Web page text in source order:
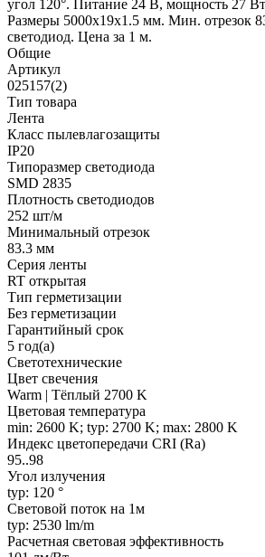
угол 120°. Питание 24 В, мощность 27
Размеры 5000х19х1.5 мм. Мин. отрезок
светодиод. Цена за 1 м.
Общие
Артикул
025157(2)
Тип товара
Лента
Класс пылевлагозащиты
IP20
Типоразмер светодиода
SMD 2835
Плотность светодиодов
252 шт/м
Минимальный отрезок
83.3 мм
Серия ленты
RT открытая
Тип герметизации
Без герметизации
Гарантийный срок
5 год(а)
Светотехнические
Цвет свечения
Warm | Тёплый 2700 K
Цветовая температура
min: 2600 K; typ: 2700 K; max: 2800 K
Индекс цветопередачи CRI (Ra)
95..98
Угол излучения
typ: 120 °
Световой поток на 1м
typ: 2530 lm/m
Расчетная световая эффективность